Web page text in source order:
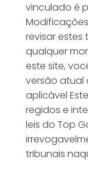
vinculado é
revisar estes
qualquer
este site,
versão atual
aplicável
regidos e
leis do Top
tribunais